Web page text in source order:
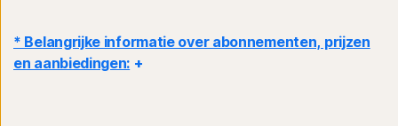
* Belangrijke informatie over abonnementen, prijzen
en aanbiedingen: